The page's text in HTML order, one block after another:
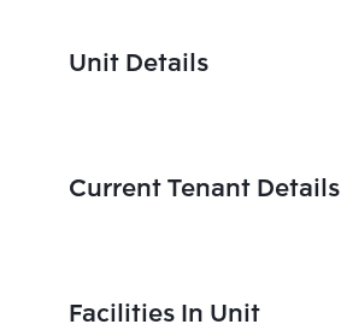
Unit Details
Current Tenant Details
Facilities In Unit